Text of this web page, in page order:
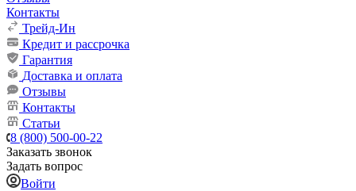
Контакты
Трейд-Ин
Кредит и рассрочка
Гарантия
Доставка и оплата
Отзывы
Контакты
Статьи
8 (800) 500-00-22
Заказать звонок
Задать вопрос
Войти